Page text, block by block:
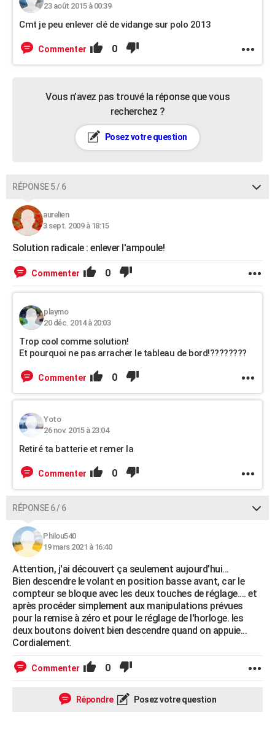
23 août 2015 à 00:39
Cmt je peu enlever clé de vidange sur polo 2013
Commenter 0
Vous n’avez pas trouvé la réponse que vous
recherchez ?
Posez votre question
RÉPONSE 5 / 6
aurelien
3 sept. 2009 à 18:15
Solution radicale : enlever l'ampoule!
Commenter 0
playmo
20 déc. 2014 à 20:03
Trop cool comme solution!
Et pourquoi ne pas arracher le tableau de bord!????????
Commenter 0
Yoto
26 nov. 2015 à 23:04
Retiré ta batterie et remer la
Commenter 0
RÉPONSE 6 / 6
Philou540
19 mars 2021 à 16:40
Attention, j'ai découvert ça seulement aujourd’hui...
Bien descendre le volant en position basse avant, car le
compteur se bloque avec les deux touches de réglage.... et
après procéder simplement aux manipulations prévues
pour la remise à zéro et pour le réglage de l'horloge. les
deux boutons doivent bien descendre quand on appuie...
Cordialement.
Commenter 0
Répondre Posez votre question